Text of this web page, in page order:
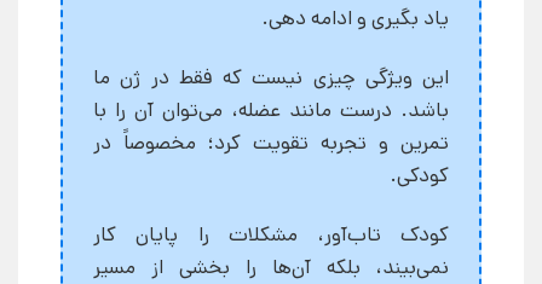
یاد بگیری و ادامه دهی.
این ویژگی چیزی نیست که فقط در ژن ما
باشد. درست مانند عضله، می‌توان آن را با
تمرین و تجربه تقویت کرد؛ مخصوصاً در
کودکی.
کودک تاب‌آور، مشکلات را پایان کار
نمی‌بیند، بلکه آن‌ها را بخشی از مسیر